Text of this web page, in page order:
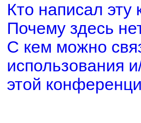
Кто написал
Почему здесь
С кем можно
использования
этой